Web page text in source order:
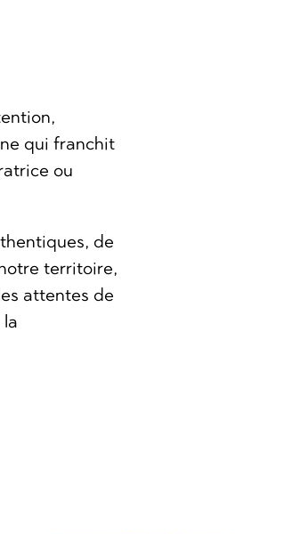
qui franchit
ou
de
territoire,
attentes de